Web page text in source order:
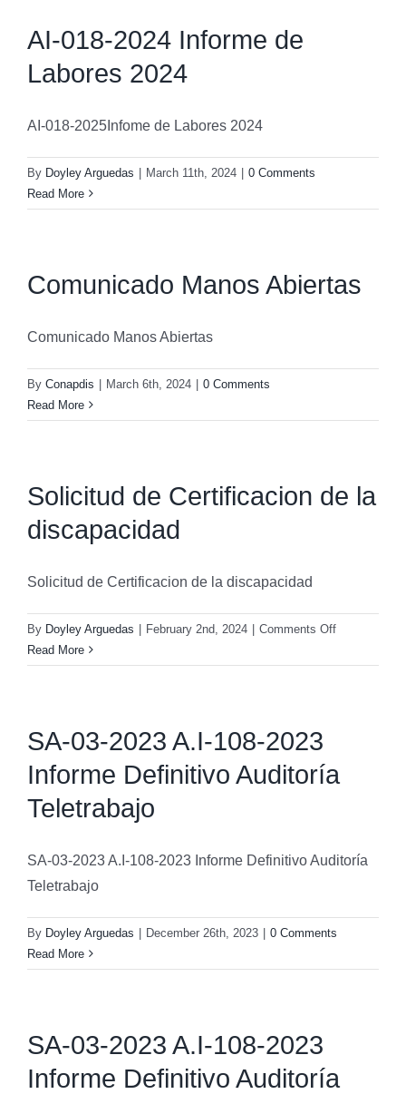
AI-018-2024 Informe de
Labores 2024
AI-018-2025Infome de Labores 2024
By Doyley Arguedas March 11th, 2024
0 Comments
Read More
Comunicado Manos Abiertas
Comunicado Manos Abiertas
By Conapdis March 6th, 2024
0 Comments
Read More
Solicitud de Certificacion de la
discapacidad
Solicitud de Certificacion de la discapacidad
By Doyley Arguedas February 2nd, 2024 Comments Offon
de
Read More
SA-03-2023 A.I-108-2023
Informe Definitivo Auditoría
Teletrabajo
SA-03-2023 A.I-108-2023 Informe Definitivo Auditoría
Teletrabajo
By Doyley Arguedas December 26th, 2023
0 Comments
Read More
SA-03-2023 A.I-108-2023
Informe Definitivo Auditoría